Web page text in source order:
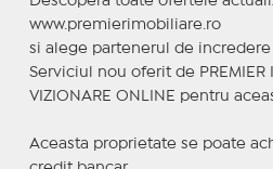
www.premierimobiliare.ro
si alege partenerul de incredere
Serviciul nou oferit de
VIZIONARE ONLINE pentru
Aceasta proprietate se poate